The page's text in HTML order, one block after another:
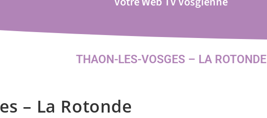
THAON-LES-VOSGES – LA ROTONDE
– La Rotonde